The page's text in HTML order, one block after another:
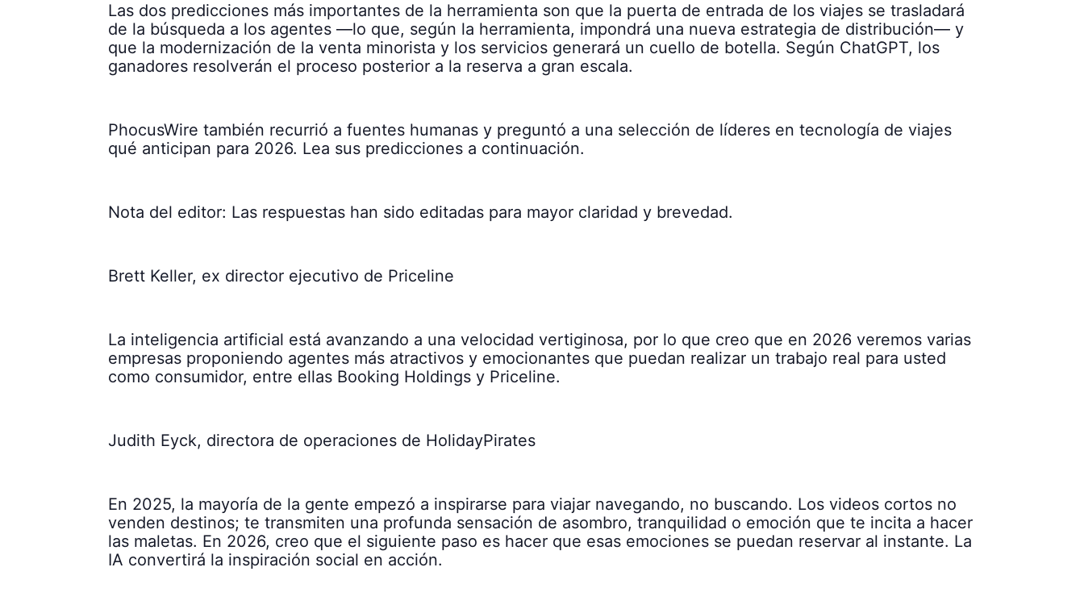
Las dos predicciones más importantes de la herramienta son que la puerta de entrada de los viajes se trasladará
de la búsqueda a los agentes —lo que, según la herramienta, impondrá una nueva estrategia de distribución— y
que la modernización de la venta minorista y los servicios generará un cuello de botella. Según ChatGPT, los
ganadores resolverán el proceso posterior a la reserva a gran escala.
PhocusWire también recurrió a fuentes humanas y preguntó a una selección de líderes en tecnología de viajes
qué anticipan para 2026. Lea sus predicciones a continuación.
Nota del editor: Las respuestas han sido editadas para mayor claridad y brevedad.
Brett Keller, ex director ejecutivo de Priceline
La inteligencia artificial está avanzando a una velocidad vertiginosa, por lo que creo que en 2026 veremos varias
empresas proponiendo agentes más atractivos y emocionantes que puedan realizar un trabajo real para usted
como consumidor, entre ellas Booking Holdings y Priceline.
Judith Eyck, directora de operaciones de HolidayPirates
En 2025, la mayoría de la gente empezó a inspirarse para viajar navegando, no buscando. Los videos cortos no
venden destinos; te transmiten una profunda sensación de asombro, tranquilidad o emoción que te incita a hacer
las maletas. En 2026, creo que el siguiente paso es hacer que esas emociones se puedan reservar al instante. La
IA convertirá la inspiración social en acción.